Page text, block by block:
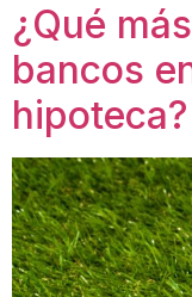
¿Qué
bancos
hipoteca?